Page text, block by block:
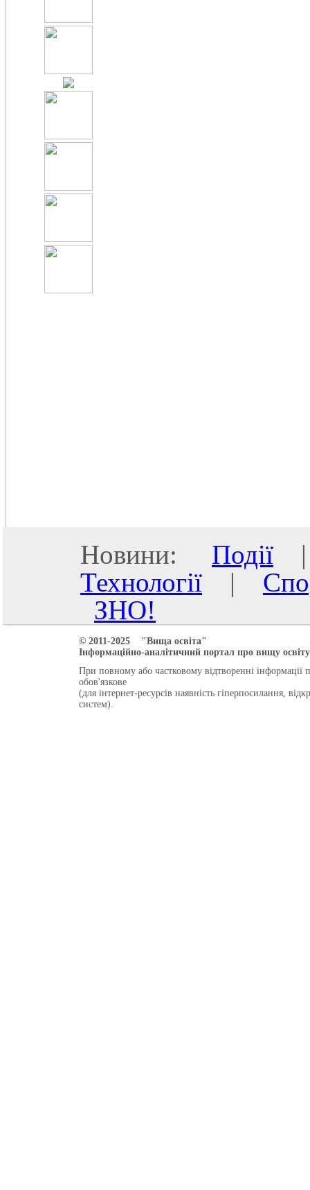
Новини: Події
Технології |
ЗНО!
© 2011-2025 "Вища освіта"
Інформаційно-аналітичний портал про вищу
При повному або частковому відтворенні інформації
обов'язкове
(для інтернет-ресурсів наявність гіперпосилання,
систем).